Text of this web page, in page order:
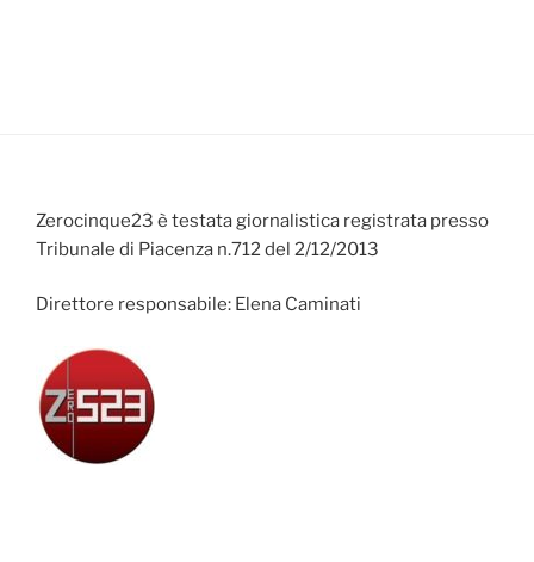
Zerocinque23 è testata giornalistica registrata presso
Tribunale di Piacenza n.712 del 2/12/2013
Direttore responsabile: Elena Caminati